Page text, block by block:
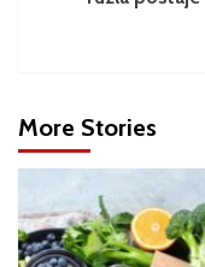
More Stories